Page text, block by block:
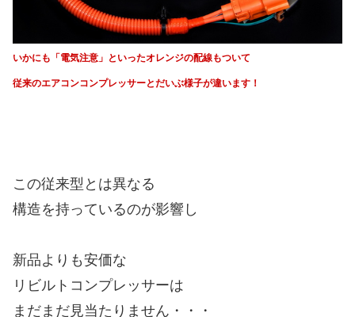
いかにも「電気注意」といったオレンジの配線もついて
従来のエアコンコンプレッサーとだいぶ様子が違います！
この従来型とは異なる
構造を持っているのが影響し
新品よりも安価な
リビルトコンプレッサーは
まだまだ見当たりません・・・